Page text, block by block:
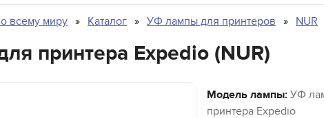
всему миру Каталог УФ лампы для принтеров NUR
принтера Expedio (NUR)
Модель лампы: УФ
принтера Expedio